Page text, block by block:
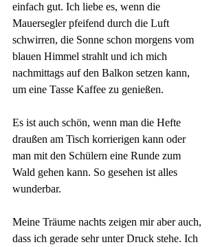
einfach gut. Ich liebe es, wenn die
Mauersegler pfeifend durch die Luft
schwirren, die Sonne schon morgens vom
blauen Himmel strahlt und ich mich
nachmittags auf den Balkon setzen kann,
um eine Tasse Kaffee zu genießen.
Es ist auch schön, wenn man die Hefte
draußen am Tisch korrierigen kann oder
man mit den Schülern eine Runde zum
Wald gehen kann. So gesehen ist alles
wunderbar.
Meine Träume nachts zeigen mir aber auch,
dass ich gerade sehr unter Druck stehe. Ich